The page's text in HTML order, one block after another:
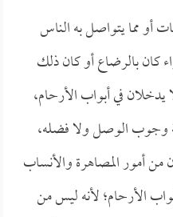
أو مما يتواصل به الناس
كان بالرضاع أو كان ذلك
يدخلان في أبواب الأرحام،
وجوب الوصل ولا فضله،
من أمور المصاهرة والأنساب
الأرحام؛ لأنه ليس من